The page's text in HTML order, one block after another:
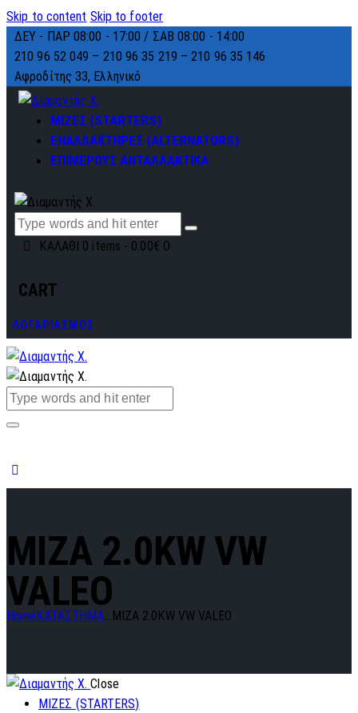
Skip to content Skip to footer
ΔΕΥ - ΠΑΡ 08:00 - 17:00 / ΣΑΒ 08:00 - 14:00
210 96 52 049 – 210 96 35 219 –210 96 35 146
Αφροδίτης 33, Ελληνικό
ΜΙΖΕΣ (STARTERS)
ΕΝΑΛΛΑΚΤΗΡΕΣ (ALTERNATORS)
ΕΠΙΜΕΡΟΥΣ ΑΝΤΑΛΛΑΚΤΙΚΑ
ΚΑΛΑΘΙ 0 items - 0.00€ 0
CART
ΛΟΓΑΡΙΑΣΜΟΣ
MIZA 2.0KW VW
VALEO
Home ΚΑΤΑΣΤΗΜΑ... MIZA 2.0KW VW VALEO
Close
ΜΙΖΕΣ (STARTERS)